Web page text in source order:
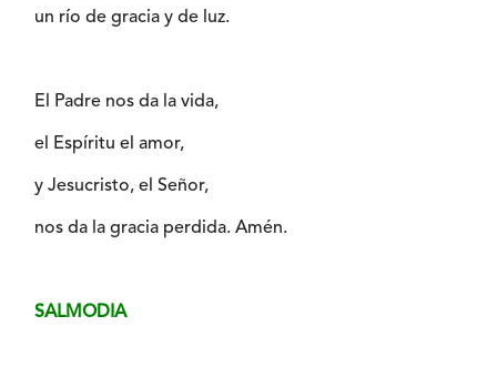
un río de gracia y de luz.
El Padre nos da la vida,
el Espíritu el amor,
y Jesucristo, el Señor,
nos da la gracia perdida. Amén.
SALMODIA